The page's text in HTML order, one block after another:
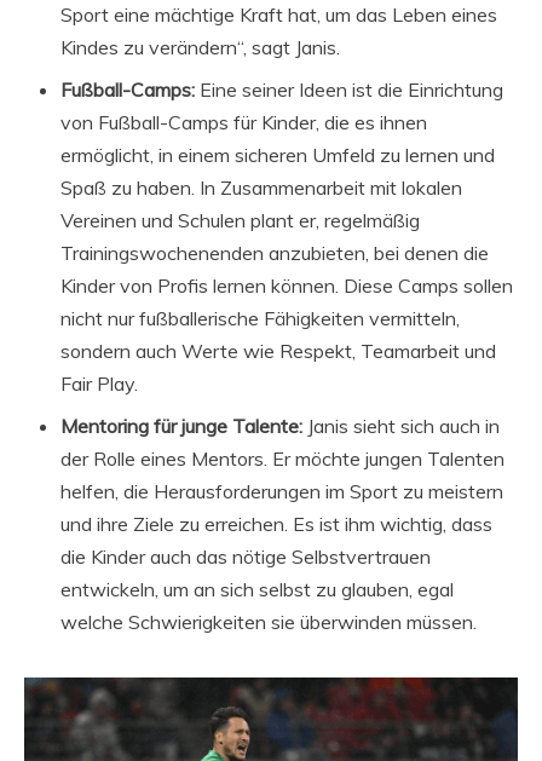
Sport eine mächtige Kraft hat, um das Leben eines
Kindes zu verändern“, sagt Janis.
Fußball-Camps: Eine seiner Ideen ist die Einrichtung
von Fußball-Camps für Kinder, die es ihnen
ermöglicht, in einem sicheren Umfeld zu lernen und
Spaß zu haben. In Zusammenarbeit mit lokalen
Vereinen und Schulen plant er, regelmäßig
Trainingswochenenden anzubieten, bei denen die
Kinder von Profis lernen können. Diese Camps sollen
nicht nur fußballerische Fähigkeiten vermitteln,
sondern auch Werte wie Respekt, Teamarbeit und
Fair Play.
Mentoring für junge Talente: Janis sieht sich auch in
der Rolle eines Mentors. Er möchte jungen Talenten
helfen, die Herausforderungen im Sport zu meistern
und ihre Ziele zu erreichen. Es ist ihm wichtig, dass
die Kinder auch das nötige Selbstvertrauen
entwickeln, um an sich selbst zu glauben, egal
welche Schwierigkeiten sie überwinden müssen.